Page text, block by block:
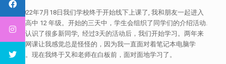
2022年7月18日我们学校终于开始线下上课了, 我和朋友一起进入
了高中 12 年级。开始的三天中，学生会组织了同学们的介绍活动.
我认识了很多新同学, 经过3天的活动后，我们开始学习。两年来
的网课让我感觉总是怪怪的，因为我一直面对着笔记本电脑学
习。现在我终于又和老师在白板前，面对面地学习了。